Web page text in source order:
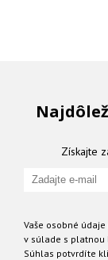
Získajte
Vaše osobné
v súlade s platnou
Súhlas potvrdíte